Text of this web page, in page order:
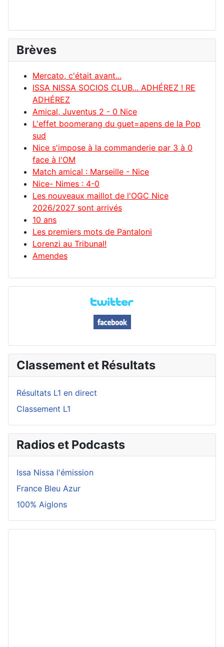
Brèves
Mercato, c'était avant...
ISSA NISSA SOCIOS CLUB... ADHÉREZ ! RE
ADHÉREZ
Amical, Juventus 2 - 0 Nice
L'effet boomerang du guet=apens de la Pop
sud
Nice s'impose à la commanderie par 3 à 0
face à l'OM
Match amical : Marseille - Nice
Nice- Nimes : 4-0
Les nouveaux maillot de l'OGC Nice
2026/2027 sont arrivés
10 ans
Les premiers mots de Pantaloni
Lorenzi au Tribunal!
Amendes
Classement et Résultats
Résultats L1 en direct
Classement L1
Radios et Podcasts
Issa Nissa l'émission
France Bleu Azur
100% Aiglons